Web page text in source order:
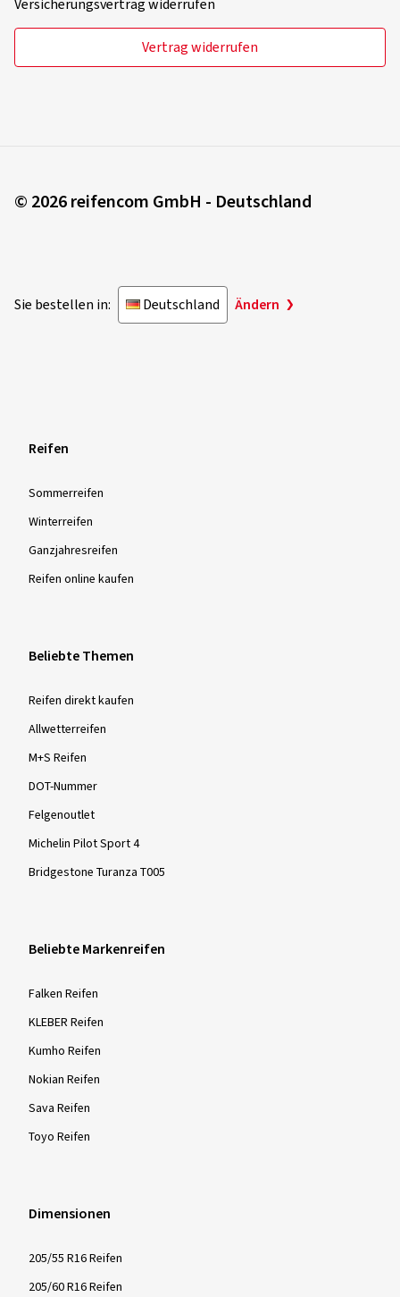
Dimension:205/60 R16 92V Fahrstil:Gemischt
Ø Durchschnittliche Jahresfahrleistung:
Versicherungsvertrag widerrufen
Vertrag widerrufen
© 2026 reifencom GmbH - Deutschland
Sie bestellen in: Deutschland Ändern
Reifen
Sommer­reifen
Winter­reifen
Ganzjahres­reifen
Reifen online kaufen
Beliebte Themen
Reifen direkt kaufen
Allwetterreifen
M+S Reifen
DOT-Nummer
Felgenoutlet
Michelin Pilot Sport 4
Bridgestone Turanza T005
Beliebte Markenreifen
Falken Reifen
KLEBER Reifen
Kumho Reifen
Nokian Reifen
Sava Reifen
Toyo Reifen
Dimensionen
205/55 R16 Reifen
205/60 R16 Reifen